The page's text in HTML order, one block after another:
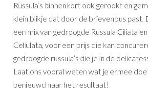
Russula’s binnenkort ook gerookt en
klein blikje dat door de brievenbus past.
een mix van gedroogde Russula Ciliata
Cellulata, voor een prijs die kan
gedroogde russula’s die je in de
Laat ons vooral weten wat je ermee
benieuwd naar het resultaat!